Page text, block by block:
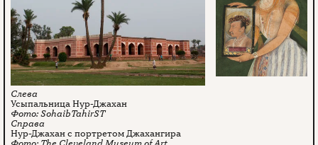
Усыпальница Нур-Джахан
SohaibTahirST
Нур-Джахан с портретом Джахангира